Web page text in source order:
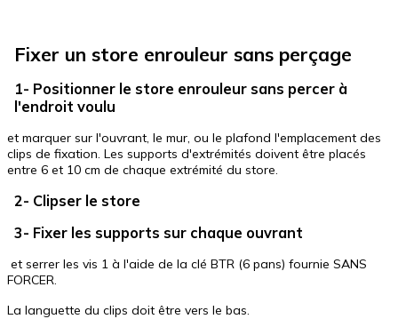
Fixer un store enrouleur sans perçage
1- Positionner le store enrouleur sans percer à
l'endroit voulu
et marquer sur l'ouvrant, le mur, ou le plafond l'emplacement des
clips de fixation. Les supports d'extrémités doivent être placés
entre 6 et 10 cm de chaque extrémité du store.
2- Clipser le store
3- Fixer les supports sur chaque ouvrant
et serrer les vis 1 à l'aide de la clé BTR (6 pans) fournie SANS
FORCER.
La languette du clips doit être vers le bas.